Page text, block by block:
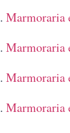
Marmoraria
Marmoraria
Marmoraria
Marmoraria